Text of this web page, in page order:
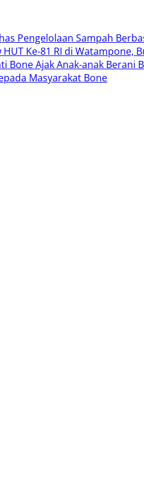
Pengelolaan Sampah
Ke-81 RI di
Bone Ajak Anak-anak
Masyarakat Bone